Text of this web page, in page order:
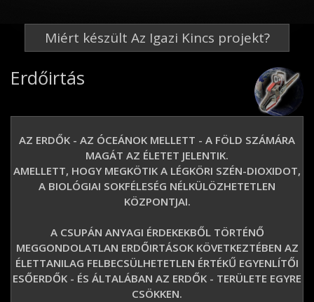
Miért készült Az Igazi Kincs projekt?
Erdőirtás
AZ ERDŐK - AZ ÓCEÁNOK MELLETT - A FÖLD SZÁMÁRA
MAGÁT AZ ÉLETET JELENTIK.
AMELLETT, HOGY MEGKÖTIK A LÉGKÖRI SZÉN-DIOXIDOT,
A BIOLÓGIAI SOKFÉLESÉG NÉLKÜLÖZHETETLEN
KÖZPONTJAI.
A CSUPÁN ANYAGI ÉRDEKEKBŐL TÖRTÉNŐ
MEGGONDOLATLAN ERDŐIRTÁSOK KÖVETKEZTÉBEN AZ
ÉLETTANILAG FELBECSÜLHETETLEN ÉRTÉKŰ EGYENLÍTŐI
ESŐERDŐK - ÉS ÁLTALÁBAN AZ ERDŐK - TERÜLETE EGYRE
CSÖKKEN.